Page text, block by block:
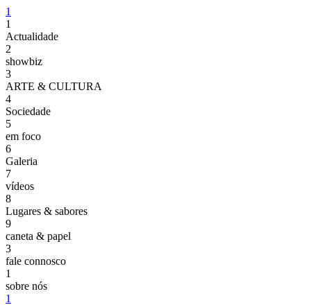
1
1
Actualidade
2
showbiz
3
ARTE & CULTURA
4
Sociedade
5
em foco
6
Galeria
7
vídeos
8
Lugares & sabores
9
caneta & papel
3
fale connosco
1
sobre nós
1